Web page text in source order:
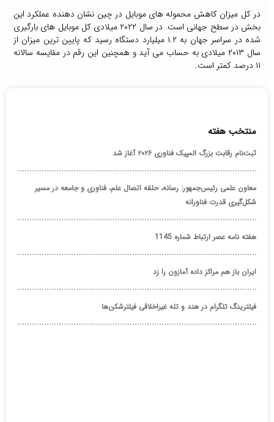
در کل میزان کاهش محموله های موبایل در چین نشان دهنده عملکرد این
بخش در سطح جهانی است. در سال ۲۰۲۲ میلادی کل موبایل های بارگیری
شده در سراسر جهان به ۱.۲ میلیارد دستگاه رسید که پایین ترین میزان از
سال ۲۰۱۳ میلادی به حساب می آید و همچنین این رقم در مقایسه سالانه
۱۱ درصد کمتر است.
منتخب هفته
ثبت‌نام رقابت بزرگ المپیک فناوری ۲۰۲۶ آغاز شد
معاون علمی رئیس‌جمهور: رسانه، حلقه اتصال علم، فناوری و جامعه در مسیر
شکل‌گیری قدرت فناورانه
هفته نامه عصر ارتباط شماره 1145
ایران باز هم مراکز داده آمازون را زد
فیلترینگ تلگرام در هند و تله غیراخلاقی فیلترشکن‌ها